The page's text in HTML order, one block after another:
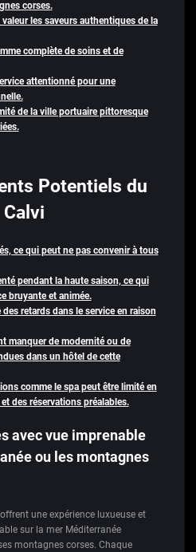
corses.
les saveurs authentiques de la
complète de soins et de
attentionné pour une
de la ville portuaire pittoresque
Potentiels du
Calvi
ce qui peut ne pas convenir à tous
pendant la haute saison, ce qui
bruyante et animée.
retards dans le service en raison
manquer de modernité ou de
dans un hôtel de cette
comme le spa peut être limité en
des réservations préalables.
avec vue imprenable
ou les montagnes
une expérience luxueuse et
sur la mer Méditerranée
montagnes corses. Chaque